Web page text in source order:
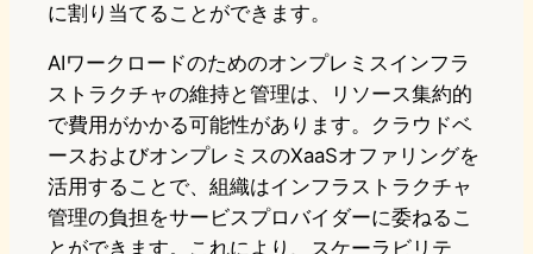
に割り当てることができます。
AIワークロードのためのオンプレミスインフラ
ストラクチャの維持と管理は、リソース集約的
で費用がかかる可能性があります。クラウドベ
ースおよびオンプレミスのXaaSオファリングを
活用することで、組織はインフラストラクチャ
管理の負担をサービスプロバイダーに委ねるこ
とができます。これにより、スケーラビリテ